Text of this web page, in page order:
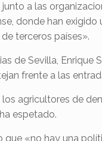
a las
donde han
terceros países».
de Sevilla,
frente a las
agricultores de
espetado.
«no hay una